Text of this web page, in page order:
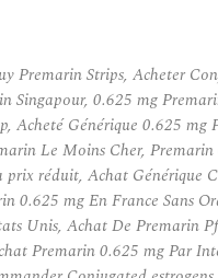
Premarin Strips, Acheter
0.625 mg
Générique 0.625 mg
Le Moins Cher,
réduit, Achat Générique
mg En France Sans
Unis, Achat De Premarin
Premarin 0.625 mg Par